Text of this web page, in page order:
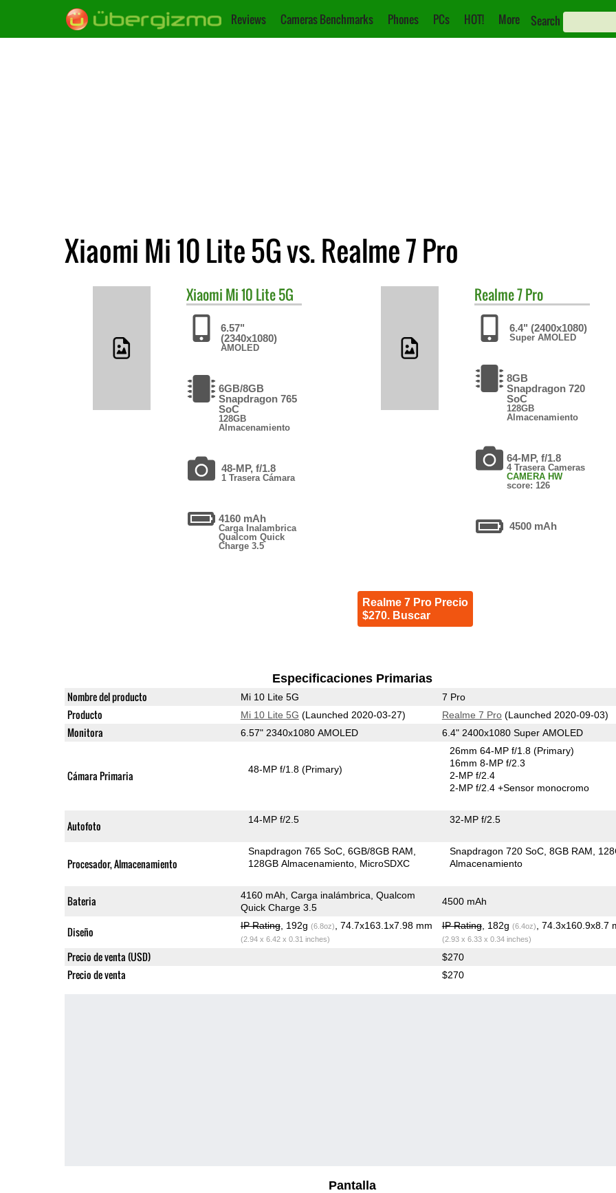
Reviews Cameras Benchmarks Phones PCs HOT! More Search
Xiaomi Mi 10 Lite 5G vs. Realme 7 Pro
Xiaomi Mi 10 Lite 5G
6.57"
(2340x1080)
AMOLED
6GB/8GB
Snapdragon 765
SoC
128GB
Almacenamiento
48-MP, f/1.8
1 Trasera Cámara
4160 mAh
Carga Inalambrica
Qualcom Quick
Charge 3.5
Realme7 Pro
6.4" (2400x1080)
Super AMOLED
8GB
Snapdragon 720
SoC
128GB
Almacenamiento
64-MP, f/1.8
4 Trasera Cameras
CAMERA HW
score: 126
4500 mAh
Realme 7 Pro Precio
$270. Buscar
Especificaciones Primarias
Nombre del producto Mi 10 Lite 5G 7 Pro
Producto Mi 10 Lite 5G (Launched 2020-03-27) Realme 7 Pro(Launched 2020-09-03)
Monitora 6.57" 2340x1080 AMOLED 6.4" 2400x1080 Super AMOLED
Cámara Primaria 48-MP f/1.8(Primary)
26mm 64-MP f/1.8(Primary)
16mm 8-MP f/2.3
2-MP f/2.4
2-MP f/2.4+Sensor monocromo
Autofoto 14-MP f/2.5 32-MP f/2.5
Procesador, Almacenamiento
Snapdragon 765 SoC 6GB/8GB RAM
128GB Almacenamiento MicroSDXC
Snapdragon 720 SoC 8GB RAM
Almacenamiento
Bateria
4160 mAh, Carga inalámbrica, Qualcom
Quick Charge 3.5
4500 mAh
Diseño IP Rating, 192g (6.8oz) , 74.7x163.1x7.98 mm
(2.94 x 6.42 x 0.31 inches)
IP Rating, 182g (6.4oz) , 74.3x160.9x8.7
(2.93 x 6.33 x 0.34 inches)
Precio de venta (USD) $270
Precio de venta $270
Pantalla